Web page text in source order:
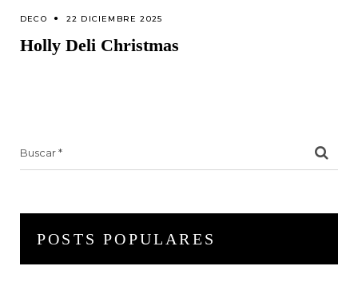
DECO 22 DICIEMBRE 2025
Holly Deli Christmas
POSTS POPULARES